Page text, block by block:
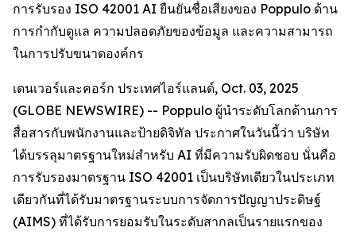
การรับรอง ISO 42001 AI ยืนยันชื่อเสียงของ Poppulo ด้าน
การกำกับดูแล ความปลอดภัยของข้อมูล และความสามารถ
ในการปรับขนาดองค์กร
เดนเวอร์และคอร์ก ประเทศไอร์แลนด์, Oct. 03, 2025
(GLOBE NEWSWIRE) -- Poppulo ผู้นำระดับโลกด้านการ
สื่อสารกับพนักงานและป้ายดิจิทัล ประกาศในวันนี้ว่า บริษัท
ได้บรรลุมาตรฐานใหม่สำหรับ AI ที่มีความรับผิดชอบ นั่นคือ
การรับรองมาตรฐาน ISO 42001 เป็นบริษัทเดียวในประเภท
เดียวกันที่ได้รับมาตรฐานระบบการจัดการปัญญาประดิษฐ์
(AIMS) ที่ได้รับการยอมรับในระดับสากลเป็นรายแรกของ